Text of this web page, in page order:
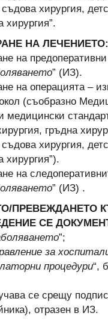
хирургия,
хирургия”.
НА ЛЕЧЕНИЕТО:
на
” (ИЗ).
на операцията –
(съобразно
медицински
гръдна
хирургия,
хирургия”).
на
” (ИЗ) .
ПРЕВЕЖДАНЕТО
СЕ
”;
за
процедури“,
се срещу
отразен в ИЗ.